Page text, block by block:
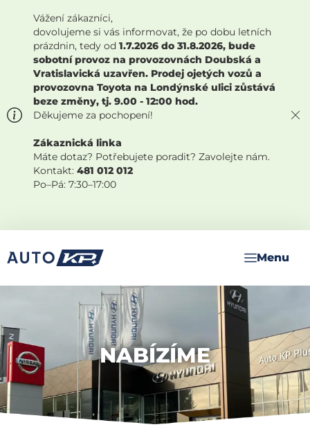
Vážení zákazníci,
dovolujeme si vás informovat, že po dobu letních
prázdnin, tedy od 1.7.2026 do 31.8.2026, bude
sobotní provoz na provozovnách Doubská a
Vratislavická uzavřen. Prodej ojetých vozů a
provozovna Toyota na Londýnské ulici zůstává
beze změny, tj. 9.00 - 12:00 hod.
Děkujeme za pochopení!
Zákaznická linka
Máte dotaz? Potřebujete poradit? Zavolejte nám.
Kontakt: 481 012 012
Po–Pá: 7:30–17:00
NABÍZÍME